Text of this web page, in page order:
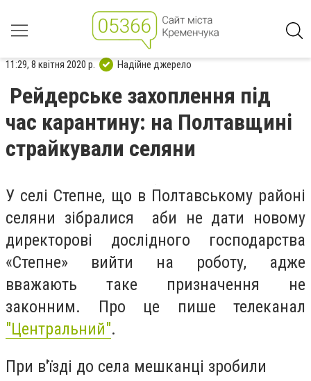
11:29, 8 квітня 2020 р. Надійне джерело
Рейдерське захоплення під
час карантину: на Полтавщині
страйкували селяни
У селі Степне, що в Полтавському районі
селяни зібралися аби не дати новому
директорові дослідного господарства
«Степне» вийти на роботу, адже
вважають таке призначення не
законним. Про це пише телеканал
"Центральний".
При в'їзді до села мешканці зробили